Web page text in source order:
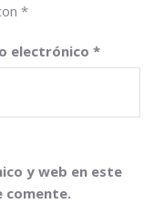
*
electrónico *
y web en este
comente.